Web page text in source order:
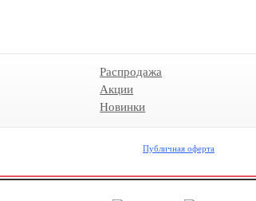
Распродажа
Акции
Новинки
Публичная оферта